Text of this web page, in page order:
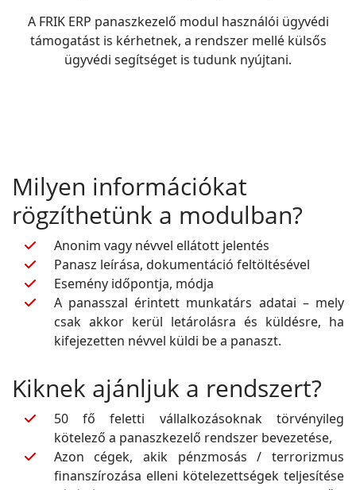
A FRIK ERP panaszkezelő modul használói ügyvédi
támogatást is kérhetnek, a rendszer mellé külsős
ügyvédi segítséget is tudunk nyújtani.
Milyen információkat
rögzíthetünk a modulban?
Anonim vagy névvel ellátott jelentés
Panasz leírása, dokumentáció feltöltésével
Esemény időpontja, módja
A panasszal érintett munkatárs adatai – mely
csak akkor kerül letárolásra és küldésre, ha
kifejezetten névvel küldi be a panaszt.
Kiknek ajánljuk a rendszert?
50 fő feletti vállalkozásoknak törvényileg
kötelező a panaszkezelő rendszer bevezetése,
Azon cégek, akik pénzmosás / terrorizmus
finanszírozása elleni kötelezettségek teljesítése